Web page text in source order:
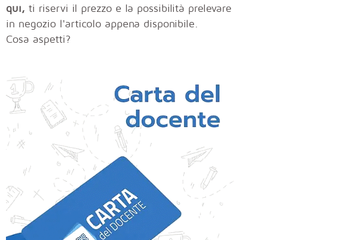
qui, ti riservi il prezzo e la possibilità prelevare
in negozio l'articolo appena disponibile.
Cosa aspetti?